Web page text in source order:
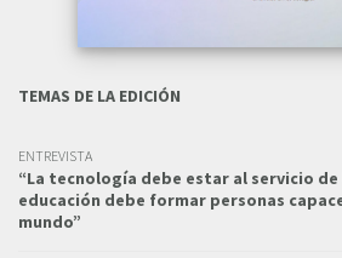
TEMAS DE LA EDICIÓN
ENTREVISTA
“La tecnología debe estar al servicio de
educación debe formar personas
mundo”